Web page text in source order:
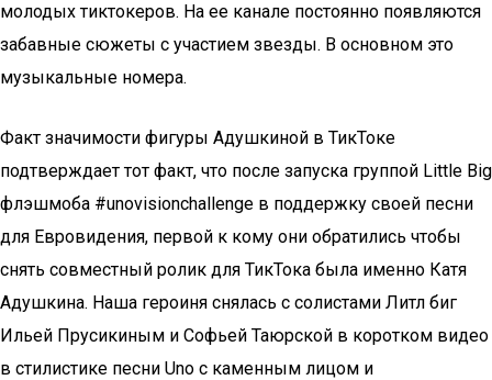
молодых тиктокеров. На ее канале постоянно появляются
забавные сюжеты с участием звезды. В основном это
музыкальные номера.
Факт значимости фигуры Адушкиной в ТикТоке
подтверждает тот факт, что после запуска группой Little Big
флэшмоба #unovisionchallenge в поддержку своей песни
для Евровидения, первой к кому они обратились чтобы
снять совместный ролик для ТикТока была именно Катя
Адушкина. Наша героиня снялась с солистами Литл биг
Ильей Прусикиным и Софьей Таюрской в коротком видео
в стилистике песни Uno c каменным лицом и